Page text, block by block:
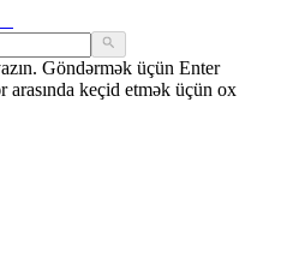
Göndərmək üçün Enter
arasında keçid etmək üçün ox